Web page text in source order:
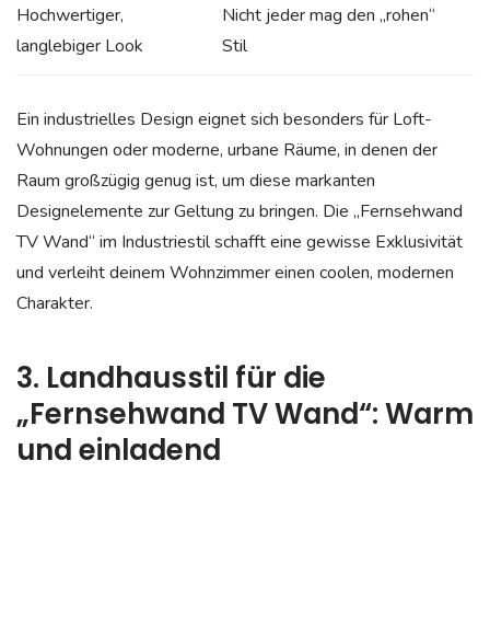
Hochwertiger,
langlebiger Look
Nicht jeder mag den „rohen“
Stil
Ein industrielles Design eignet sich besonders für Loft-
Wohnungen oder moderne, urbane Räume, in denen der
Raum großzügig genug ist, um diese markanten
Designelemente zur Geltung zu bringen. Die „Fernsehwand
TV Wand“ im Industriestil schafft eine gewisse Exklusivität
und verleiht deinem Wohnzimmer einen coolen, modernen
Charakter.
3. Landhausstil für die
„Fernsehwand TV Wand“: Warm
und einladend